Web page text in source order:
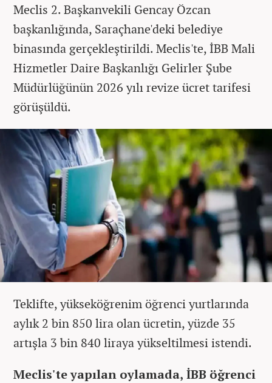
Meclis 2. Başkanvekili Gencay Özcan
başkanlığında, Saraçhane'deki belediye
binasında gerçekleştirildi. Meclis'te, İBB Mali
Hizmetler Daire Başkanlığı Gelirler Şube
Müdürlüğünün 2026 yılı revize ücret tarifesi
görüşüldü.
Teklifte, yükseköğrenim öğrenci yurtlarında
aylık 2 bin 850 lira olan ücretin, yüzde 35
artışla 3 bin 840 liraya yükseltilmesi istendi.
Meclis'te yapılan oylamada, İBB öğrenci